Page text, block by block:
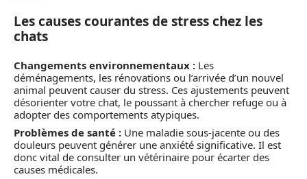
Les causes courantes de stress chez les
chats
Changements environnementaux : Les
déménagements, les rénovations ou l’arrivée d’un nouvel
animal peuvent causer du stress. Ces ajustements peuvent
désorienter votre chat, le poussant à chercher refuge ou à
adopter des comportements atypiques.
Problèmes de santé : Une maladie sous-jacente ou des
douleurs peuvent générer une anxiété significative. Il est
donc vital de consulter un vétérinaire pour écarter des
causes médicales.